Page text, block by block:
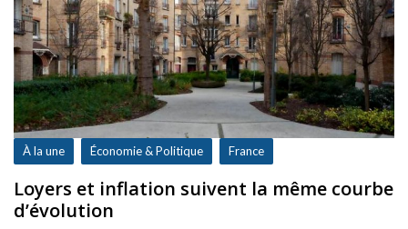
À la une Économie & Politique France
Loyers et inflation suivent la même courbe
d’évolution